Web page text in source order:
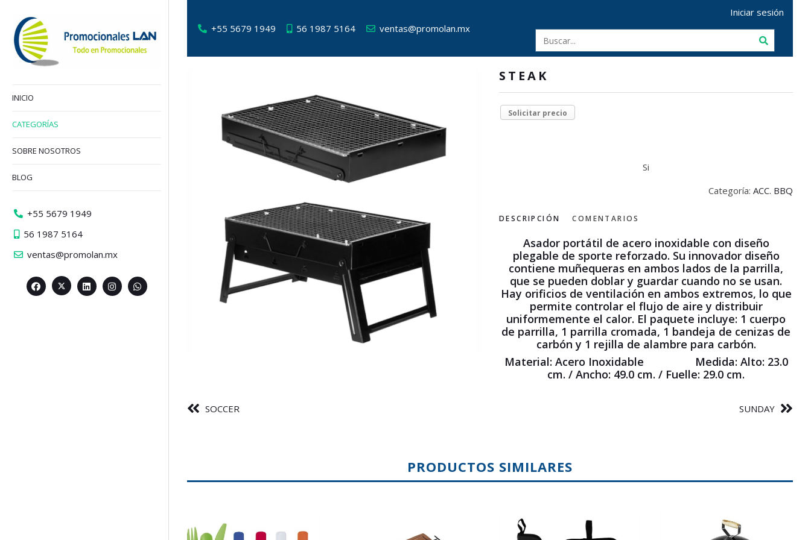
+55 5679 1949 56 1987 5164 ventas@promolan.mx
Iniciar sesión
STEAK
Solicitar precio
Si
Categoría: ACC. BBQ
DESCRIPCIÓN COMENTARIOS
Asador portátil de acero inoxidable con diseño
plegable de sporte reforzado. Su innovador diseño
contiene muñequeras en ambos lados de la parrilla,
que se pueden doblar y guardar cuando no se usan.
Hay orificios de ventilación en ambos extremos, lo que
permite controlar el flujo de aire y distribuir
uniformemente el calor. El paquete incluye: 1 cuerpo
de parrilla, 1 parrilla cromada, 1 bandeja de cenizas de
carbón y 1 rejilla de alambre para carbón.
Material: Acero Inoxidable Medida: Alto: 23.0
cm. / Ancho: 49.0 cm. / Fuelle: 29.0 cm.
SOCCER SUNDAY
PRODUCTOS SIMILARES
INICIO
CATEGORÍAS
SOBRE NOSOTROS
BLOG
+55 5679 1949
56 1987 5164
ventas@promolan.mx